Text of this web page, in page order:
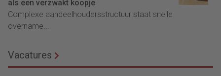
als een verzwakt koopje
Complexe aandeelhoudersstructuur staat snelle
overname...
Vacatures